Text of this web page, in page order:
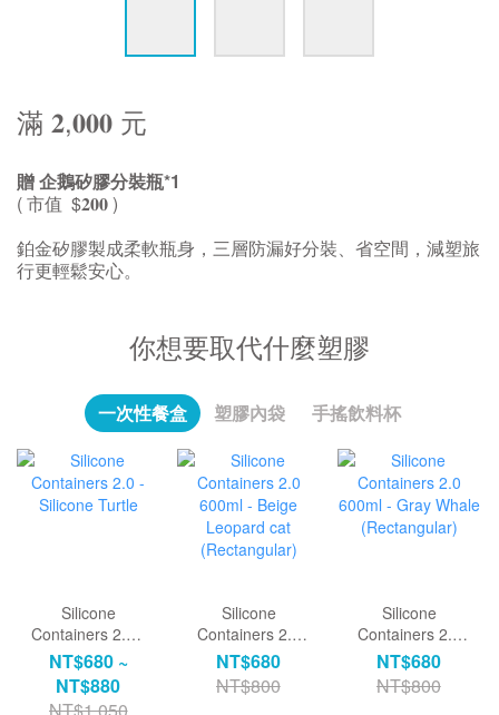
滿 𝟐,𝟎𝟎𝟎 元
贈 企鵝矽膠分裝瓶*1
( 市值 $𝟐𝟎𝟎 )
鉑金矽膠製成柔軟瓶身，三層防漏好分裝、省空間，減塑旅
行更輕鬆安心。
你想要取代什麼塑膠
一次性餐盒 塑膠內袋 手搖飲料杯
Silicone
Containers 2.0 -
Silicone Turtle
NT$680 ~
NT$880
Silicone
Containers 2.0
600ml - Beige
Leopard cat
(Rectangular)
NT$680
NT$800
Silicone
Containers 2.0
600ml - Gray
Whale
(Rectangular)
NT$680
NT$800